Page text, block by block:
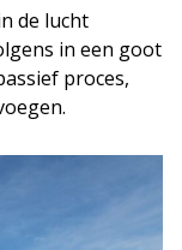
de lucht
in een goot
proces,